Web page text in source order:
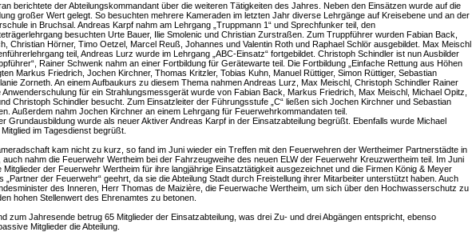
berichtete der Abteilungskommandant über die weiteren Tätigkeiten des Jahres. Neben den Einsätzen wurde auf die
großer Wert gelegt. So besuchten mehrere Kameraden im letzten Jahr diverse Lehrgänge auf Kreisebene und an der
in Bruchsal. Andreas Karpf nahm am Lehrgang „Truppmann 1“ und Sprechfunker teil, den
besuchten Urte Bauer, Ilie Smolenic und Christian Zurstraßen. Zum Truppführer wurden Fabian Back,
Christian Hörner, Timo Oetzel, Marcel Reuß, Johannes und Valentin Roth und Raphael Schlör ausgebildet. Max Meischl
teil, Andreas Lurz wurde im Lehrgang „ABC-Einsatz“ fortgebildet. Christoph Schindler ist nun Ausbilder
Rainer Schwenk nahm an einer Fortbildung für Gerätewarte teil. Die Fortbildung „Einfache Rettung aus Höhen
Markus Friedrich, Jochen Kirchner, Thomas Kritzler, Tobias Kuhn, Manuel Rüttiger, Simon Rüttiger, Sebastian
Zorneth. An einem Aufbaukurs zu diesem Thema nahmen Andreas Lurz, Max Meischl, Christoph Schindler Rainer
Anwenderschulung für ein Strahlungsmessgerät wurde von Fabian Back, Markus Friedrich, Max Meischl, Michael Opitz,
Christoph Schindler besucht. Zum Einsatzleiter der Führungsstufe „C“ ließen sich Jochen Kirchner und Sebastian
Außerdem nahm Jochen Kirchner an einem Lehrgang für Feuerwehrkommandaten teil.
Grundausbildung wurde als neuer Aktiver Andreas Karpf in der Einsatzabteilung begrüßt. Ebenfalls wurde Michael
im Tagesdienst begrüßt.
kam nicht zu kurz, so fand im Juni wieder ein Treffen mit den Feuerwehren der Wertheimer Partnerstädte in
nahm die Feuerwehr Wertheim bei der Fahrzeugweihe des neuen ELW der Feuerwehr Kreuzwertheim teil. Im Juni
Mitglieder der Feuerwehr Wertheim für ihre langjährige Einsatztätigkeit ausgezeichnet und die Firmen König & Meyer
„Partner der Feuerwehr“ geehrt, da sie die Abteilung Stadt durch Freistellung ihrer Mitarbeiter unterstützt haben. Auch
des Inneren, Herr Thomas de Maizière, die Feuerwache Wertheim, um sich über den Hochwasserschutz zu
hohen Stellenwert des Ehrenamtes zu betonen.
zum Jahresende betrug 65 Mitglieder der Einsatzabteilung, was drei Zu- und drei Abgängen entspricht, ebenso
Mitglieder die Abteilung.